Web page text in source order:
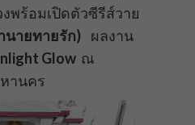
พร้อมเปิดตัวซีรีส์วาย
นายทายรัก) ผลงาน
Glow ณ
านคร